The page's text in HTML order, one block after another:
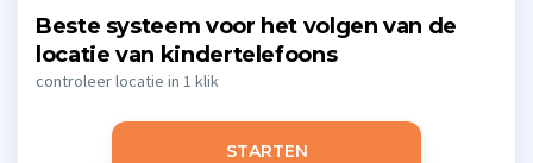
Beste systeem voor het volgen van de
locatie van kindertelefoons
controleer locatie in 1 klik
STARTEN